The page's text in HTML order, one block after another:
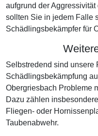
aufgrund der
sollten Sie in jedem Falle
Schädlingsbekämpfer für
Selbstredend sind unsere
Schädlingsbekämpfung
Obergriesbach Probleme
Dazu zählen
Fliegen- oder
Taubenabwehr.